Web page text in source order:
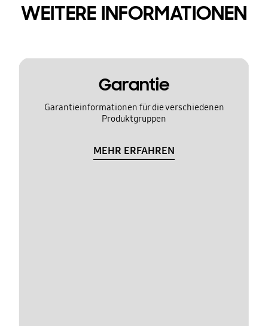
WEITERE INFORMATIONEN
Garantie
Garantieinformationen für die verschiedenen
Produktgruppen
MEHR ERFAHREN